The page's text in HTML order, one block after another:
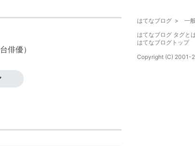
俳優）
はてなブログ > 一
はてなブログ タグと
はてなブログトップ
Copyright (C) 2001-